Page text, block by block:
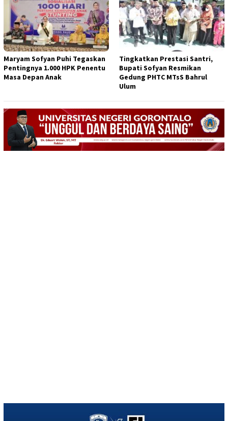
Maryam Sofyan Puhi Tegaskan
Pentingnya 1.000 HPK Penentu
Masa Depan Anak
Tingkatkan Prestasi Santri,
Bupati Sofyan Resmikan
Gedung PHTC MTsS Bahrul
Ulum